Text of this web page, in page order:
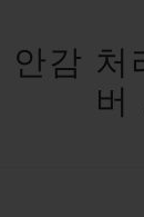
안감 처
버